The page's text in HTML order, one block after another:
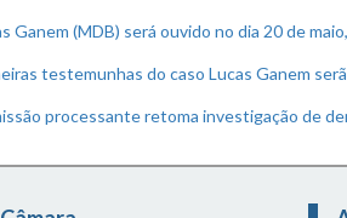
Ganem (MDB) será ouvido no dia 20 de
testemunhas do caso Lucas Ganem
processante retoma investigação de